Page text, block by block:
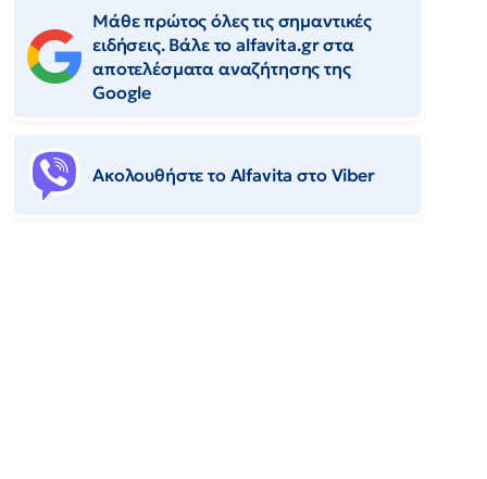
Μάθε πρώτος όλες τις σημαντικές
ειδήσεις. Βάλε το alfavita.gr στα
αποτελέσματα αναζήτησης της
Google
Ακολουθήστε το Αlfavita στο Viber